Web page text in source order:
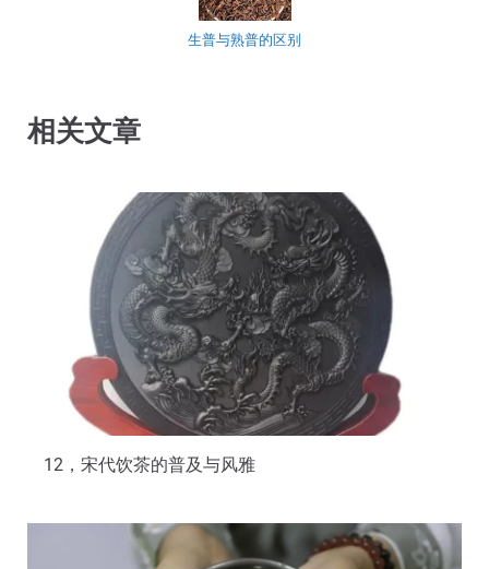
生普与熟普的区别
相关文章
12，宋代饮茶的普及与风雅